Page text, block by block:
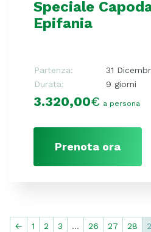
Speciale
Epifania
Partenza:
31
Durata:
9 giorni
3.320,00€ a persona
Prenota ora
← 1 2 3 … 26 27 28